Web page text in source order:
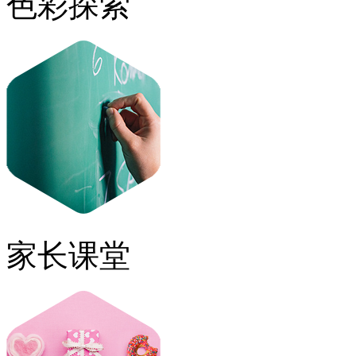
家长课堂